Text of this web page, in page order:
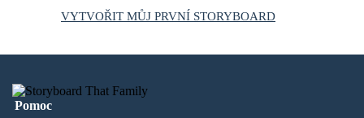
VYTVOŘIT MŮJ PRVNÍ STORYBOARD
Pomoc